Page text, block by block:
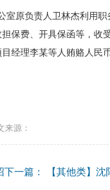
原负责人卫林杰利用
保费、开具保函等，收
经理李某等人贿赂人民
来源：
下一篇： 【其他类】